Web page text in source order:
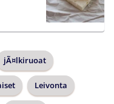
jÃ¤lkiruoat
Leivonta